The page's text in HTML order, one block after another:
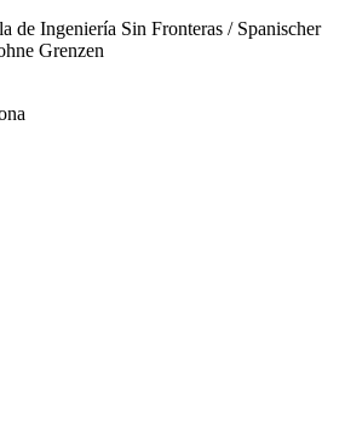
de Ingeniería Sin Fronteras / Spanischer
Grenzen